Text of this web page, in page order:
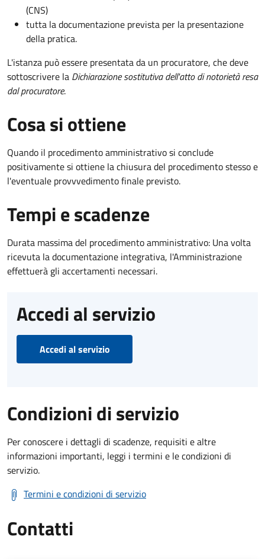
(CNS)
tutta la documentazione prevista per la presentazione
della pratica.
L'istanza può essere presentata da un procuratore, che deve
sottoscrivere la Dichiarazione sostitutiva dell'atto di notorietà resa
dal procuratore.
Cosa si ottiene
Quando il procedimento amministrativo si conclude
positivamente si ottiene la chiusura del procedimento stesso e
l'eventuale provvvedimento finale previsto.
Tempi e scadenze
Durata massima del procedimento amministrativo: Una volta
ricevuta la documentazione integrativa, l'Amministrazione
effettuerà gli accertamenti necessari.
Accedi al servizio
Accedi al servizio
Condizioni di servizio
Per conoscere i dettagli di scadenze, requisiti e altre
informazioni importanti, leggi i termini e le condizioni di
servizio.
Termini e condizioni di servizio
Contatti